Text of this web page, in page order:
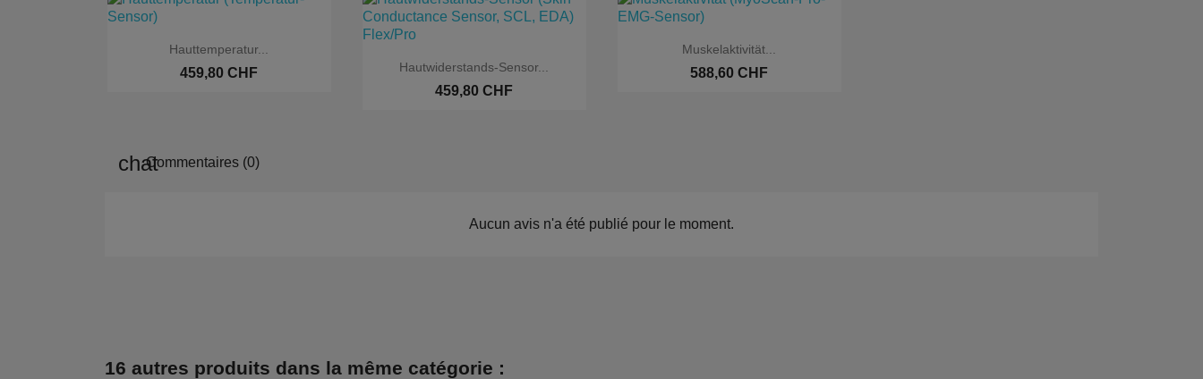
 Aperçu rapide
Hauttemperatur...
459,80 CHF  Aperçu rapide
Hautwiderstands-Sensor...
459,80 CHF
 Aperçu rapide
Muskelaktivität...
588,60 CHF
Commentaires (0)
Aucun avis n'a été publié pour le moment.
16 autres produits dans la même catégorie :